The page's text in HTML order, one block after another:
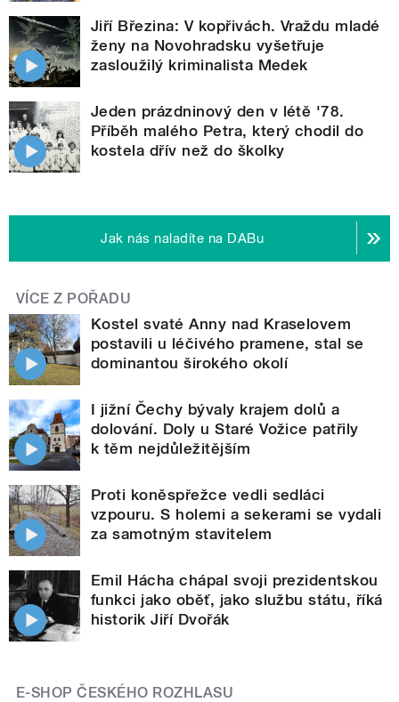
Jiří Březina: V kopřivách. Vraždu mladé
ženy na Novohradsku vyšetřuje
zasloužilý kriminalista Medek
Jeden prázdninový den v létě '78.
Příběh malého Petra, který chodil do
kostela dřív než do školky
Jak nás naladíte na DABu
VÍCE Z POŘADU
Kostel svaté Anny nad Kraselovem
postavili u léčivého pramene, stal se
dominantou širokého okolí
I jižní Čechy bývaly krajem dolů a
dolování. Doly u Staré Vožice patřily
k těm nejdůležitějším
Proti koněspřežce vedli sedláci
vzpouru. S holemi a sekerami se vydali
za samotným stavitelem
Emil Hácha chápal svoji prezidentskou
funkci jako oběť, jako službu státu, říká
historik Jiří Dvořák
E-SHOP ČESKÉHO ROZHLASU